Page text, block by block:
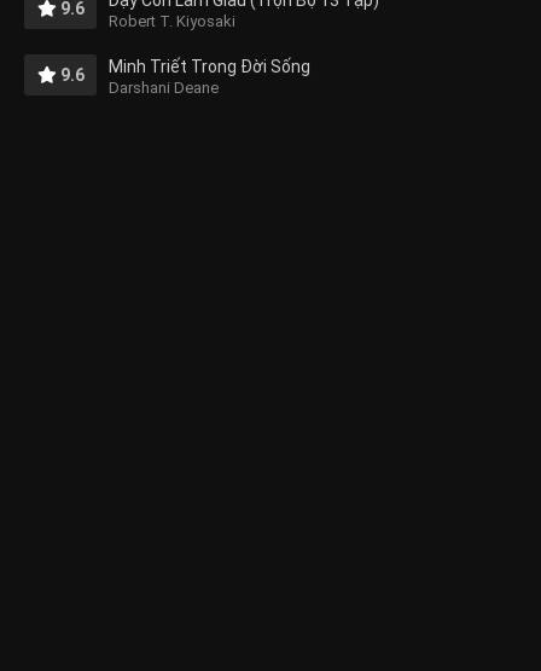
9.6
Robert T. Kiyosaki
9.6 Minh Triết Trong Đời Sống
Darshani Deane